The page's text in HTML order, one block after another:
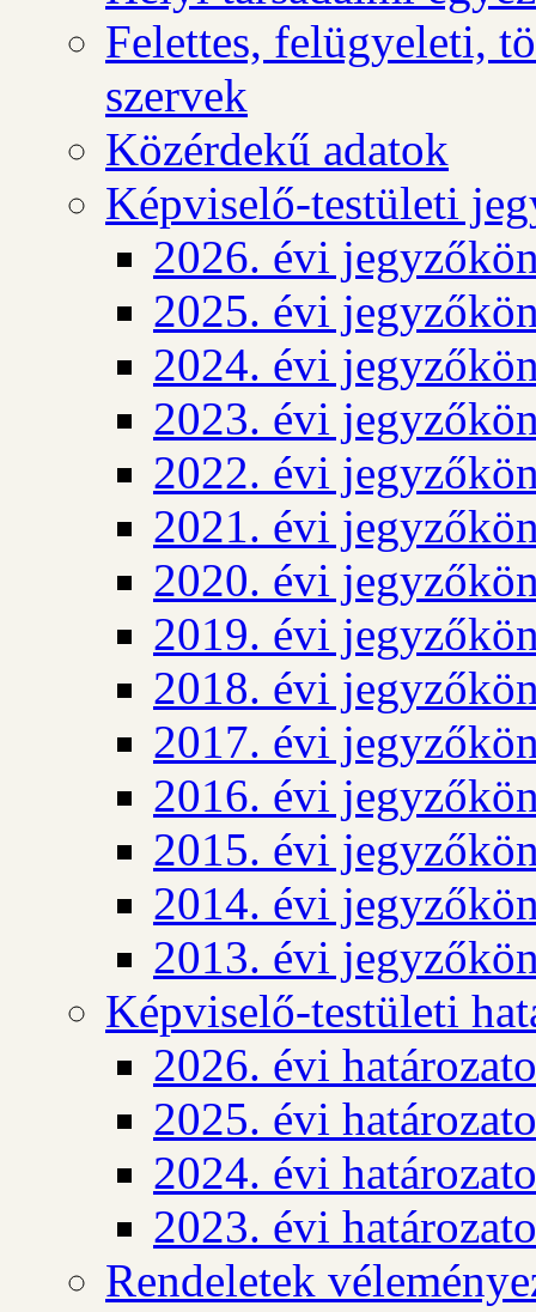
Felettes, felügyeleti,
szervek
Közérdekű adatok
Képviselő-testületi
2026. évi
2025. évi
2024. évi
2023. évi
2022. évi
2021. évi
2020. évi
2019. évi
2018. évi
2017. évi
2016. évi
2015. évi
2014. évi
2013. évi
Képviselő-testületi
2026. évi
2025. évi
2024. évi
2023. évi
Rendeletek